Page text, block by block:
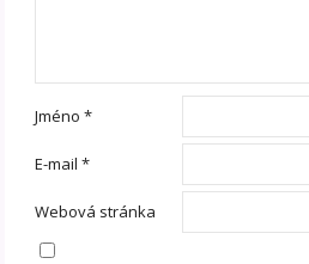
Jméno*
E-mail*
Webová stránka